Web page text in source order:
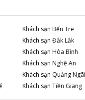
Khách sạn Bến Tre
Khách sạn Đắk Lắk
Khách sạn Hòa Bình
Khách sạn Nghệ An
Khách sạn Quảng Ngãi
Khách sạn Tiền Giang